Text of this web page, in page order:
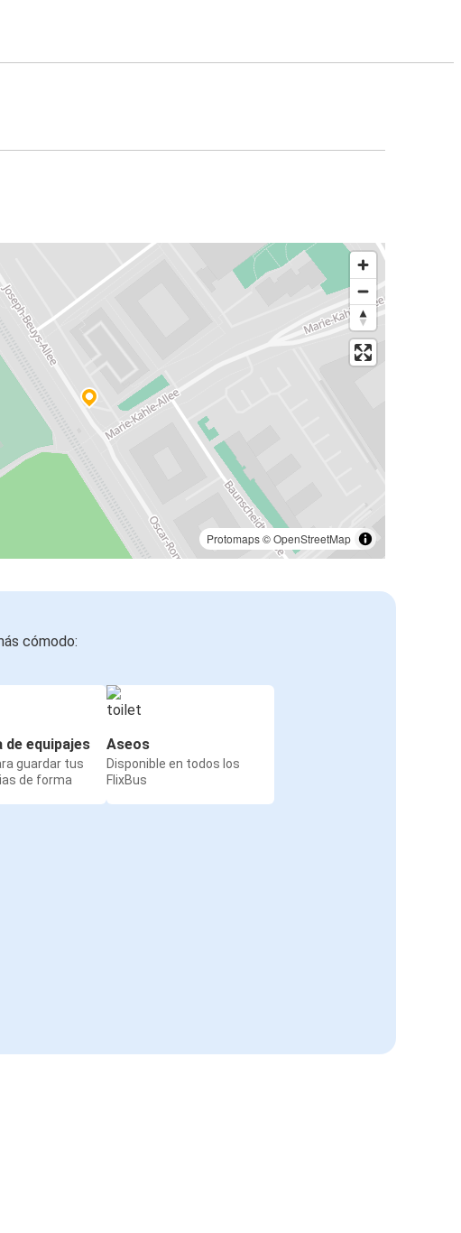
Protomaps©OpenStreetMap
cómodo:
de equipajes
guardar tus
de forma
Aseos
Disponible en todos los
FlixBus